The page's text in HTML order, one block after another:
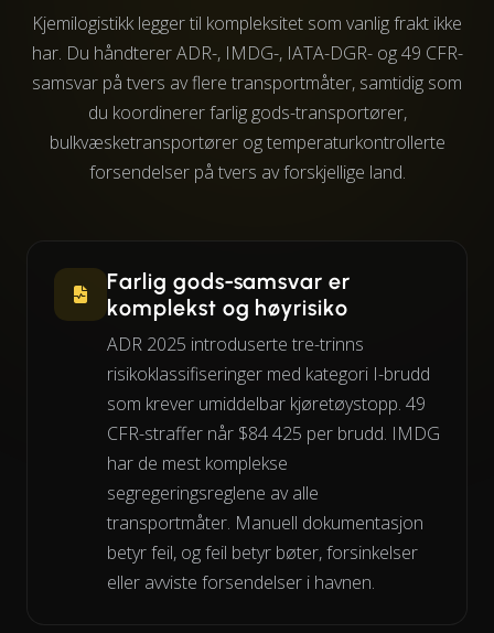
Kjemilogistikk legger til kompleksitet som vanlig frakt ikke
har. Du håndterer ADR-, IMDG-, IATA-DGR- og 49 CFR-
samsvar på tvers av flere transportmåter, samtidig som
du koordinerer farlig gods-transportører,
bulkvæsketransportører og temperaturkontrollerte
forsendelser på tvers av forskjellige land.
Farlig gods-samsvar er
komplekst og høyrisiko
ADR 2025 introduserte tre-trinns
risikoklassifiseringer med kategori I-brudd
som krever umiddelbar kjøretøystopp. 49
CFR-straffer når $84 425 per brudd. IMDG
har de mest komplekse
segregeringsreglene av alle
transportmåter. Manuell dokumentasjon
betyr feil, og feil betyr bøter, forsinkelser
eller avviste forsendelser i havnen.